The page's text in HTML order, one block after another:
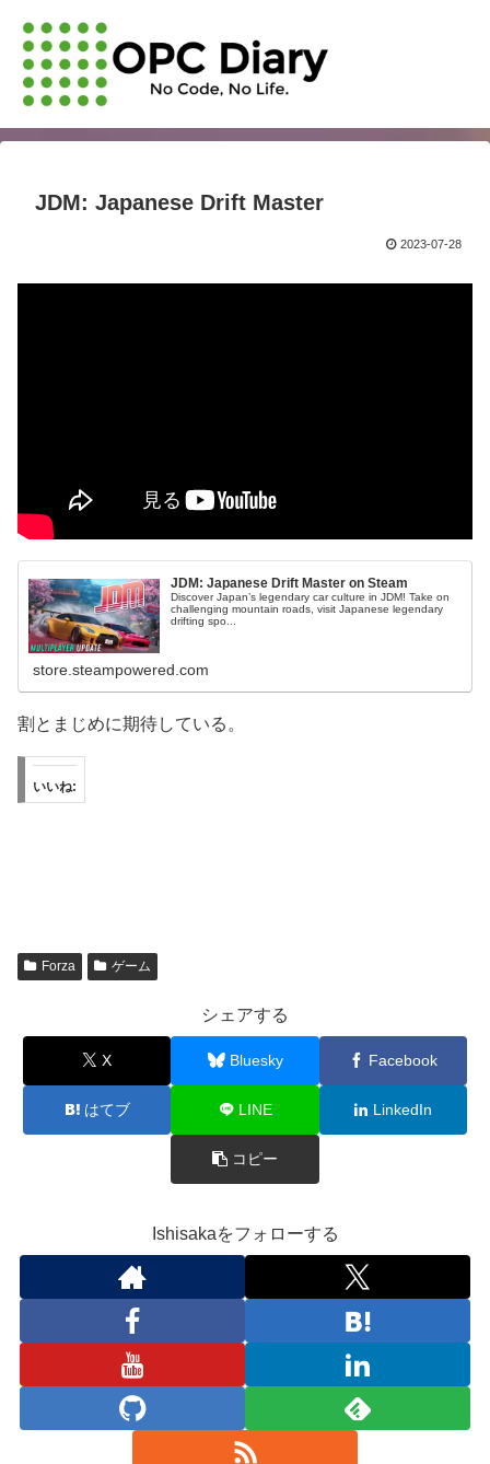
JDM: Japanese Drift Master
2023-07-28
JDM: Japanese Drift Master on Steam
Discover Japan’s legendary car culture in JDM! Take on
challenging mountain roads, visit Japanese legendary
drifting spo...
store.steampowered.com
割とまじめに期待している。
いいね:
Forza ゲーム
シェアする
X Bluesky Facebook
はてブ LINE LinkedIn
コピー
Ishisakaをフォローする